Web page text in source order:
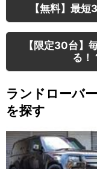
【無料】最
【限定30台】
る！
ランドローバ
を探す